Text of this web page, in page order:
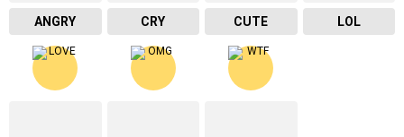
ANGRY CRY CUTE LOL